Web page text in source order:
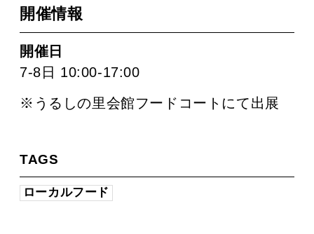
開催情報
開催日
7-8日 10:00-17:00
※うるしの里会館フードコートにて出展
TAGS
ローカルフード